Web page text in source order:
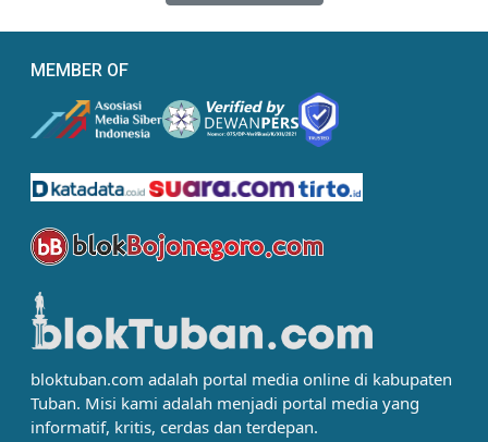
MEMBER OF
bloktuban.com adalah portal media online di kabupaten
Tuban. Misi kami adalah menjadi portal media yang
informatif, kritis, cerdas dan terdepan.